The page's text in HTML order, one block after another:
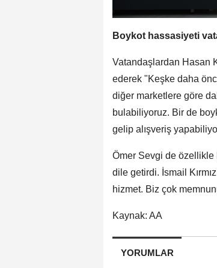
Boykot hassasiyeti
Vatandaşlardan Hasan
ederek "Keşke daha
diğer marketlere göre
bulabiliyoruz. Bir de
gelip alışveriş
Ömer Sevgi de özellikle
dile getirdi. İsmail
hizmet. Biz çok
Kaynak: AA
YORUMLAR